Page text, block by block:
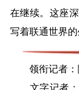
在继续。这座
写着联通世界的
领衔记者：
文字记者